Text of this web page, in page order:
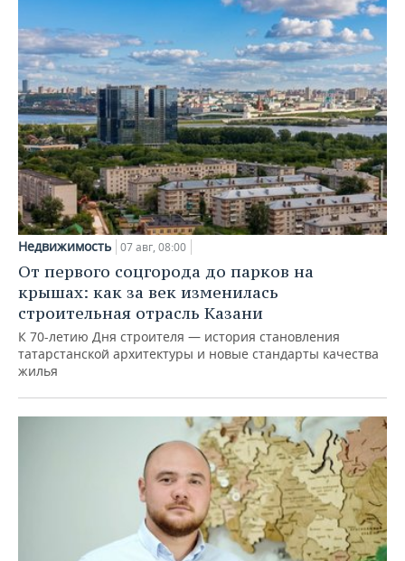
Недвижимость 07 авг, 08:00
От первого соцгорода до парков на
крышах: как за век изменилась
строительная отрасль Казани
К 70-летию Дня строителя — история становления
татарстанской архитектуры и новые стандарты качества
жилья